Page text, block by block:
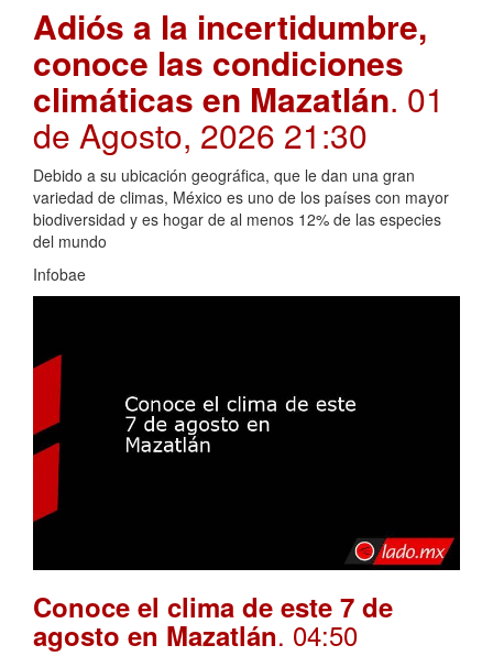
Adiós a la incertidumbre,
conoce las condiciones
climáticas en Mazatlán. 01
de Agosto, 2026 21:30
Debido a su ubicación geográfica, que le dan una gran
variedad de climas, México es uno de los países con mayor
biodiversidad y es hogar de al menos 12% de las especies
del mundo
Infobae
Conoce el clima de este 7 de
agosto en Mazatlán. 04:50